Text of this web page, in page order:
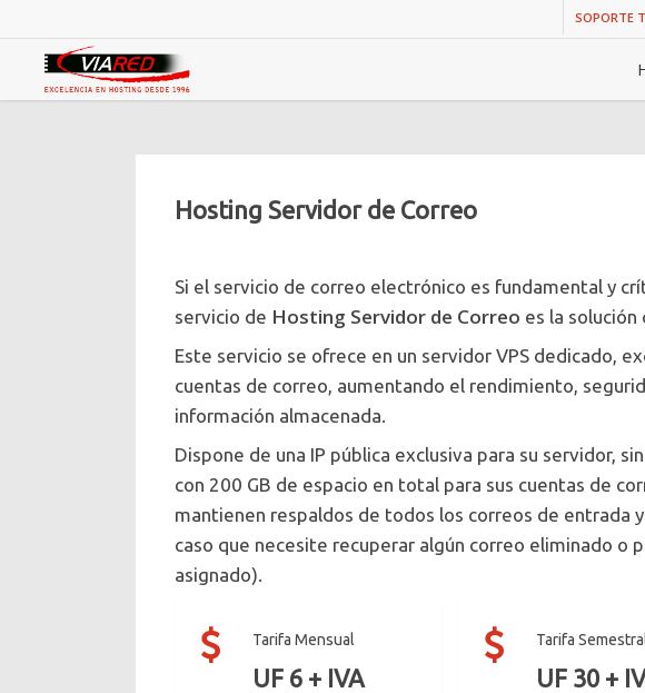
to
content
SOPORTE
Hosting Servidor de Correo
Si el servicio de correo electrónico es fundamental y
servicio de Hosting Servidor de Correo es la solución
Este servicio se ofrece en un servidor VPS dedicado,
cuentas de correo, aumentando el rendimiento,
información almacenada.
Dispone de una IP pública exclusiva para su servidor,
con 200 GB de espacio en total para sus cuentas de
mantienen respaldos de todos los correos de entrada
caso que necesite recuperar algún correo eliminado o
asignado).
Tarifa Mensual
UF 6 + IVA
Tarifa
UF 30 +